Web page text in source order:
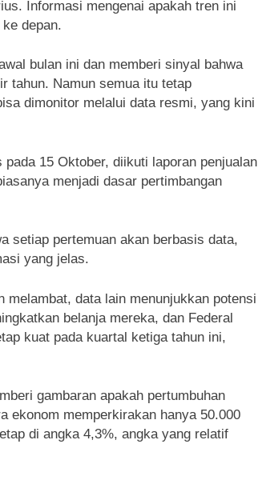
Informasi mengenai apakah tren ini
depan.
bulan ini dan memberi sinyal bahwa
tahun. Namun semua itu tetap
dimonitor melalui data resmi, yang kini
15 Oktober, diikuti laporan penjualan
menjadi dasar pertimbangan
setiap pertemuan akan berbasis data,
yang jelas.
data lain menunjukkan potensi
belanja mereka, dan Federal
kuat pada kuartal ketiga tahun ini,
gambaran apakah pertumbuhan
ekonom memperkirakan hanya 50.000
di angka 4,3%, angka yang relatif